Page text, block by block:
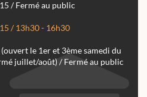
/ Fermé au public
/ 13h30 - 16h30
le 1er et 3ème samedi du
juillet/août) / Fermé au public